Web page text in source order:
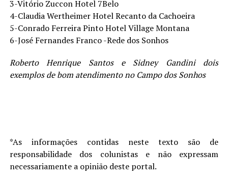
3-Vitório Zuccon Hotel 7Belo
4-Claudia Wertheimer Hotel Recanto da Cachoeira
5-Conrado Ferreira Pinto Hotel Village Montana
6-José Fernandes Franco -Rede dos Sonhos
Roberto Henrique Santos e Sidney Gandini dois
exemplos de bom atendimento no Campo dos Sonhos
*As informações contidas neste texto são de
responsabilidade dos colunistas e não expressam
necessariamente a opinião deste portal.